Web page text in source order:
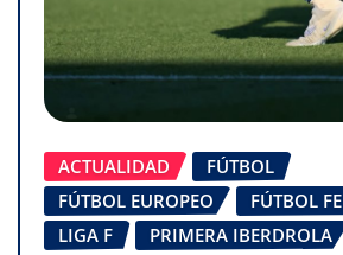
ACTUALIDAD
FÚTBOL
FÚTBOL EUROPEO
FÚTBOL
LIGA F
PRIMERA IBERDROLA